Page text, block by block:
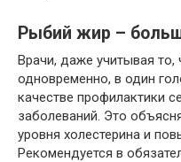
Рыбий жир –
Врачи, даже учитывая
одновременно, в один
качестве профилактики
заболеваний. Это
уровня холестерина и
Рекомендуется в